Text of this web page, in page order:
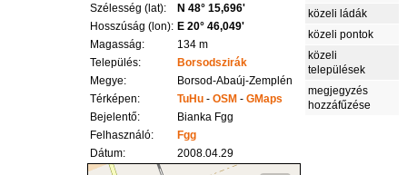
Szélesség (lat):
N 48° 15,696'
Hosszúság (lon): E 20° 46,049'
Magasság:
134 m
Település:
Borsodszirák
Megye:
Borsod-Abaúj-Zemplén
Térképen:
TuHu -OSM -GMaps
Bejelentő:
Bianka Fgg
Felhasználó:
Fgg
Dátum:
2008.04.29
közeli ládák
közeli pontok
közeli
települések
megjegyzés
hozzáfűzése